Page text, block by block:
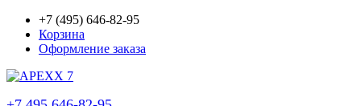
+7 (495) 646-82-95
Корзина
Оформление заказа